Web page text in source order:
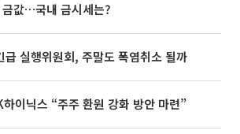
값…국내 금시세는?
급 실행위원회, 주말도 폭염취소 될까
하이닉스 “주주 환원 강화 방안 마련”